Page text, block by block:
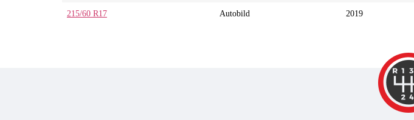
215/60 R17 Autobild 2019